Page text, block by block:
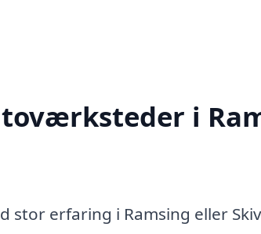
i
stor erfaring i Ramsing eller